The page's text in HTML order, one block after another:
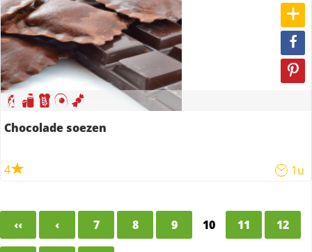
Chocolade soezen
4 1u
‹‹ ‹ 7 8 9 10 11 12